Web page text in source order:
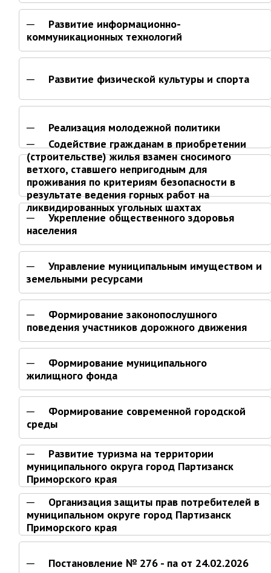
Информация о ходе выполнения
перспективного плана работы на 2022
год
перспективного плана работы на 2021
Информация о ходе выполнения
перспективного плана работы на 2020
год
МУНИЦИПАЛЬНАЯ СЛУЖБА
Сведения о доходах
Аттестация
Конкурс
Вакансии
Нормативные акты
Персональные данные
Противодействие коррупции
Охрана труда
Административная комиссия
Комиссия по делам несовершеннолетних
ИНФОРМАЦИЯ О ПРОВЕРКАХ
Планы проверок
Информация о проверках в рамках
муниципального контроля
Муниципальный контроль
Муниципальный жилищный
контроль
Муниципальный контроль на
автомобильном транспорте,
городском наземном
электрическом транспорте и в
дорожном хозяйстве
Муниципальный лесной контроль
Муниципальный земельный
Развитие информационно-
коммуникационных технологий
Развитие физической культуры и спорта
Реализация молодежной политики
Содействие гражданам в приобретении
(строительстве) жилья взамен сносимого
ветхого, ставшего непригодным для
проживания по критериям безопасности в
результате ведения горных работ на
ликвидированных угольных шахтах
Укрепление общественного здоровья
населения
Управление муниципальным имуществом и
земельными ресурсами
Формирование законопослушного
поведения участников дорожного движения
Формирование муниципального
жилищного фонда
Формирование современной городской
среды
Развитие туризма на территории
муниципального округа город Партизанск
Приморского края
Организация защиты прав потребителей в
муниципальном округе город Партизанск
Приморского края
Постановление № 276 - па от 24.02.2026